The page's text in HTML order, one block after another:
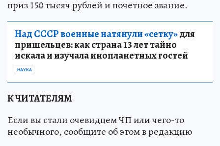
приз 150 тысяч рублей и почетное звание.
Над СССР военные натянули «сетку»для
пришельцев: как страна 13 лет тайно
искала и изучала инопланетных гостей
НАУКА
К ЧИТАТЕЛЯМ
Если вы стали очевидцем ЧП или чего-то
необычного, сообщите об этом в редакцию